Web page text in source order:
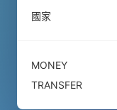
國家
MONEY
TRANSFER